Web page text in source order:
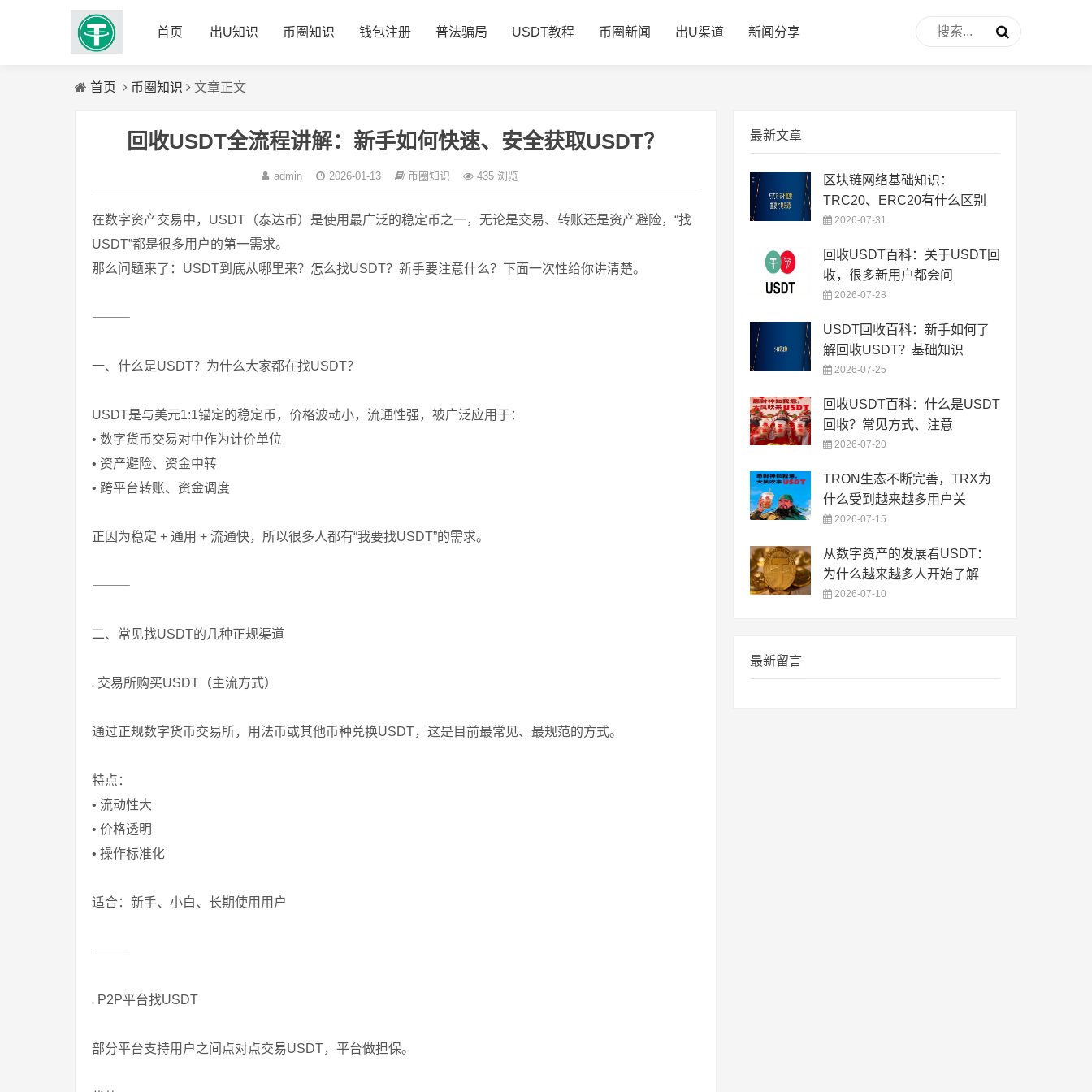
首页 出U知识 币圈知识 钱包注册 普法骗局 USDT教程 币圈新闻 出U渠道 新闻分享
首页 币圈知识 文章正文
回收USDT全流程讲解：新手如何快速、安全获取USDT？
admin 2026-01-13 币圈知识 435 浏览
在数字资产交易中，USDT（泰达币）是使用最广泛的稳定币之一，无论是交易、转账还是资产避险，“找
USDT”都是很多用户的第一需求。
那么问题来了：USDT到底从哪里来？怎么找USDT？新手要注意什么？下面一次性给你讲清楚。
⸻
一、什么是USDT？为什么大家都在找USDT？
USDT是与美元1:1锚定的稳定币，价格波动小，流通性强，被广泛应用于：
• 数字货币交易对中作为计价单位
• 资产避险、资金中转
• 跨平台转账、资金调度
正因为稳定 + 通用 + 流通快，所以很多人都有“我要找USDT”的需求。
⸻
二、常见找USDT的几种正规渠道
交易所购买USDT（主流方式）
通过正规数字货币交易所，用法币或其他币种兑换USDT，这是目前最常见、最规范的方式。
特点：
• 流动性大
• 价格透明
• 操作标准化
适合：新手、小白、长期使用用户
⸻
P2P平台找USDT
部分平台支持用户之间点对点交易USDT，平台做担保。
最新文章
区块链网络基础知识：
TRC20、ERC20有什么区别
2026-07-31
回收USDT百科：关于USDT回
收，很多新用户都会问
2026-07-28
USDT回收百科：新手如何了
解回收USDT？基础知识
2026-07-25
回收USDT百科：什么是USDT
回收？常见方式、注意
2026-07-20
TRON生态不断完善，TRX为
什么受到越来越多用户关
2026-07-15
从数字资产的发展看USDT：
为什么越来越多人开始了解
2026-07-10
最新留言